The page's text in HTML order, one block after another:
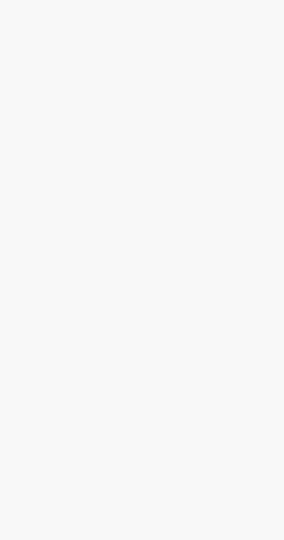
CC00564 halqali mis kubik zirkoniya
CC00589 Sirg'alar mis kubik tsirkon